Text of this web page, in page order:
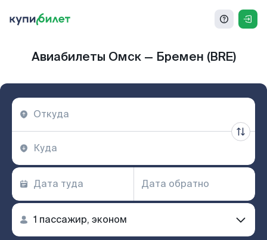
Авиабилеты Омск — Бремен (BRE)